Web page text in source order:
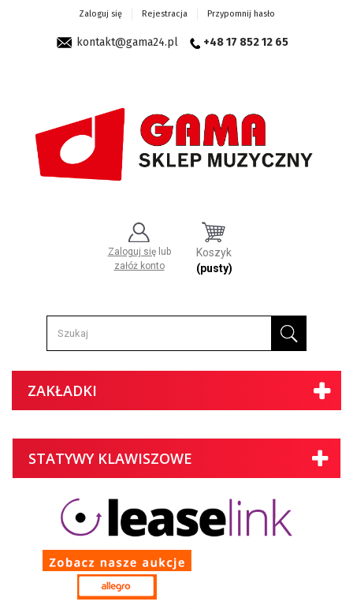
Zaloguj się Rejestracja Przypomnij hasło
kontakt@gama24.pl +48 17 852 12 65
Zaloguj się lub
załóż konto
Koszyk
(pusty)
ZAKŁADKI
STATYWY KLAWISZOWE